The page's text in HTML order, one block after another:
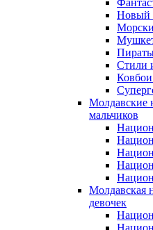
Новый
Стили
Молдавские
мальчиков
Молдавская
девочек